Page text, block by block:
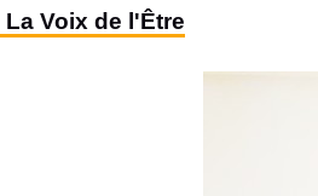
La Voix de l'Être